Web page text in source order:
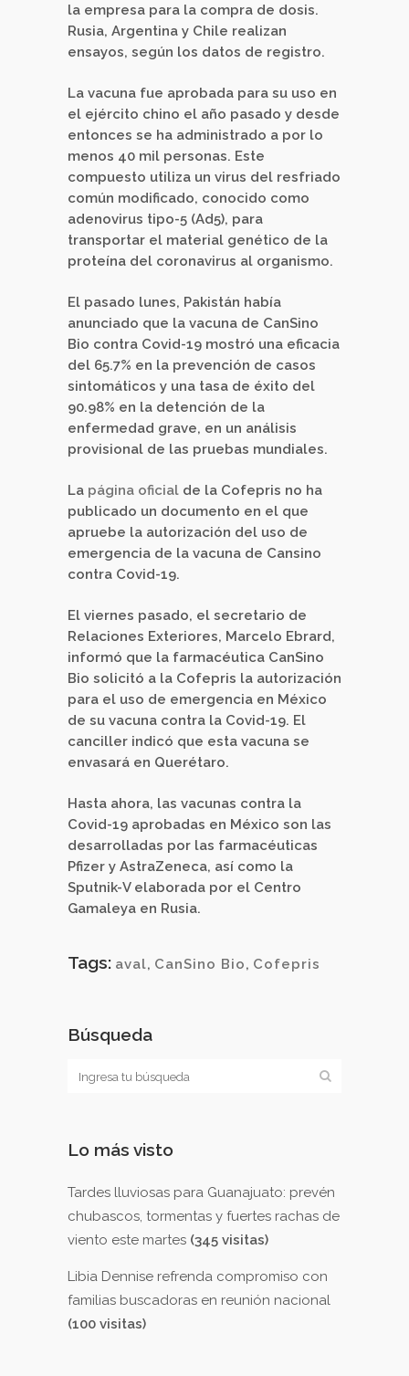
la empresa para la compra de dosis.
Rusia, Argentina y Chile realizan
ensayos, según los datos de registro.
La vacuna fue aprobada para su uso en
el ejército chino el año pasado y desde
entonces se ha administrado a por lo
menos 40 mil personas. Este
compuesto utiliza un virus del resfriado
común modificado, conocido como
adenovirus tipo-5 (Ad5), para
transportar el material genético de la
proteína del coronavirus al organismo.
El pasado lunes, Pakistán había
anunciado que la vacuna de CanSino
Bio contra Covid-19 mostró una eficacia
del 65.7% en la prevención de casos
sintomáticos y una tasa de éxito del
90.98% en la detención de la
enfermedad grave, en un análisis
provisional de las pruebas mundiales.
La página oficial de la Cofepris no ha
publicado un documento en el que
apruebe la autorización del uso de
emergencia de la vacuna de Cansino
contra Covid-19.
El viernes pasado, el secretario de
Relaciones Exteriores, Marcelo Ebrard,
informó que la farmacéutica CanSino
Bio solicitó a la Cofepris la autorización
para el uso de emergencia en México
de su vacuna contra la Covid-19. El
canciller indicó que esta vacuna se
envasará en Querétaro.
Hasta ahora, las vacunas contra la
Covid-19 aprobadas en México son las
desarrolladas por las farmacéuticas
Pfizer y AstraZeneca, así como la
Sputnik-V elaborada por el Centro
Gamaleya en Rusia.
Tags: aval, CanSino Bio, Cofepris
Búsqueda
Lo más visto
Tardes lluviosas para Guanajuato: prevén
chubascos, tormentas y fuertes rachas de
viento este martes (345 visitas)
Libia Dennise refrenda compromiso con
familias buscadoras en reunión nacional
(100 visitas)